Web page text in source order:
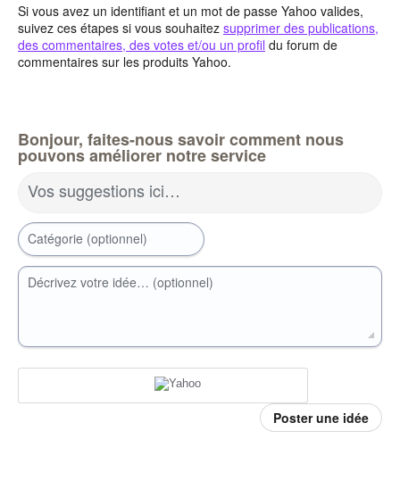
Si vous avez un identifiant et un mot de passe Yahoo valides,
suivez ces étapes si vous souhaitez supprimer des publications,
des commentaires, des votes et/ou un profil du forum de
commentaires sur les produits Yahoo.
Bonjour, faites-nous savoir comment nous
pouvons améliorer notre service
Vos suggestions ici…
Catégorie (optionnel)
Décrivez votre idée… (optionnel)
Poster une idée